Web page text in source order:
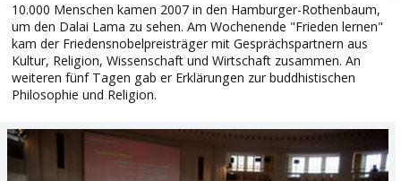
10.000 Menschen kamen 2007 in den Hamburger-Rothenbaum,
um den Dalai Lama zu sehen. Am Wochenende "Frieden lernen"
kam der Friedensnobelpreisträger mit Gesprächspartnern aus
Kultur, Religion, Wissenschaft und Wirtschaft zusammen. An
weiteren fünf Tagen gab er Erklärungen zur buddhistischen
Philosophie und Religion.